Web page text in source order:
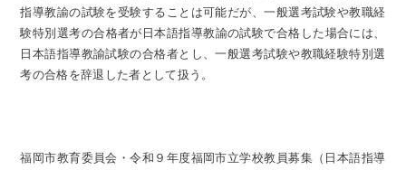
指導教諭の試験を受験することは可能だが、一般選考試験や教職経
験特別選考の合格者が日本語指導教諭の試験で合格した場合には、
日本語指導教諭試験の合格者とし、一般選考試験や教職経験特別選
考の合格を辞退した者として扱う。
福岡市教育委員会・令和９年度福岡市立学校教員募集（日本語指導